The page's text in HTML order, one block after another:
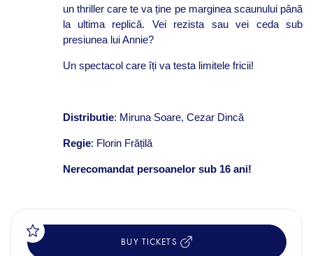
un thriller care te va ține pe marginea scaunului până
la ultima replică. Vei rezista sau vei ceda sub
presiunea lui Annie?
Un spectacol care îți va testa limitele fricii!
Distributie: Miruna Soare, Cezar Dincă
Regie: Florin Frățilă
Nerecomandat persoanelor sub 16 ani!
BUY TICKETS